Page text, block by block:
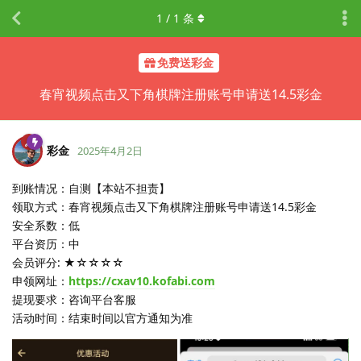
免费送彩金
春宵视频点击又下角棋牌注册账号申请送14.5彩金
1 / 1 条
彩金 2025年4月2日
到账情况：自测【本站不担责】
领取方式：春宵视频点击又下角棋牌注册账号申请送14.5彩金
安全系数：低
平台资历：中
会员评分: ★☆☆☆☆
申领网址： https://cxav10.kofabi.com
提现要求：咨询平台客服
活动时间：结束时间以官方通知为准